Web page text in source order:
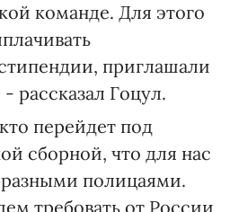
команде. Для этого
приглашали
рассказал Гоцул.
перейдет под
сборной, что для нас
полицаями.
требовать от России